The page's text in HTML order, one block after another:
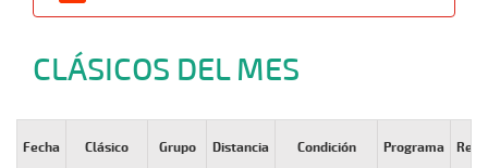
CLÁSICOS DEL MES
Fecha Clásico Grupo Distancia Condición Programa